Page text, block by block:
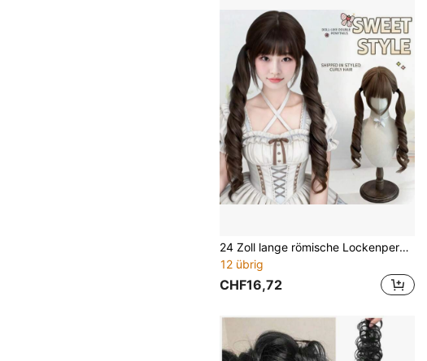
24 Zoll lange römische Lockenperücke mit Pony, süßer und niedlicher voluminöser Doppelzopf-Stil, geeignet für Alltag, Halloween, Weihnachten, Cosplay, Partys und Dates
12 übrig
CHF16,72